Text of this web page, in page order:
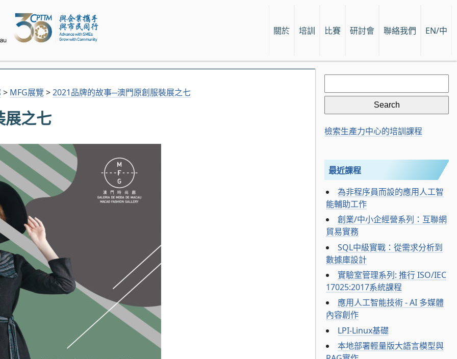
關於 培訓 比賽 研討會 聯絡我們 EN/中
> MFG展覽>2021品牌的故事─澳門原創服裝展之七
展之七
Search
for:
檢索生產力中心的培訓課程
最近課程
為非程序員而設的應用人工智
能輔助工作
創業/中小企經營系列：互聯網
貿易實務
SQL中級實戰：從需求分析到
數據庫設計
實驗室管理系列: 推行 ISO/IEC
17025:2017系統課程
應用人工智能技術 - AI 多媒體
內容創作
LPI-Linux基礎
本地部署輕量版大語言模型與